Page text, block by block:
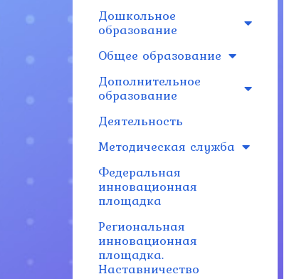
Дошкольное
образование
Общее образование
Дополнительное
образование
Деятельность
Методическая служба
Федеральная
инновационная
площадка
Региональная
инновационная
площадка.
Наставничество